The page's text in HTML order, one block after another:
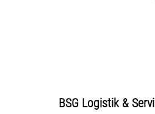
BSG Logistik &